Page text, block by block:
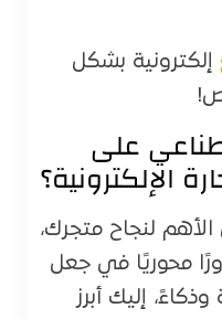
إلكترونية بشكل
على
الإلكترونية؟
لنجاح متجرك،
محوريًا في جعل
إليك أبرز